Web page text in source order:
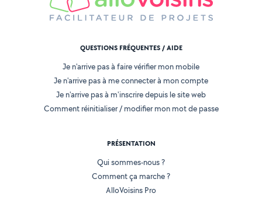
QUESTIONS FRÉQUENTES / AIDE
Je n'arrive pas à faire vérifier mon mobile
Je n'arrive pas à me connecter à mon compte
Je n'arrive pas à m'inscrire depuis le site web
Comment réinitialiser / modifier mon mot de passe
PRÉSENTATION
Qui sommes-nous ?
Comment ça marche ?
AlloVoisins Pro